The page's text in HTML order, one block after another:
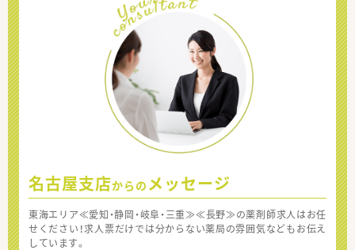
名古屋支店からの メッセージ
東海エリア≪愛知・静岡・岐阜・三重≫≪長野≫の薬剤師求人はお任
せください！求人票だけでは分からない薬局の雰囲気などもお伝え
しています。